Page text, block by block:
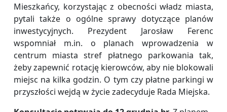
Mieszkańcy, korzystając z obecności władz miasta,
pytali także o ogólne sprawy dotyczące planów
inwestycyjnych. Prezydent Jarosław Ferenc
wspomniał m.in. o planach wprowadzenia w
centrum miasta stref płatnego parkowania tak,
żeby zapewnić rotację kierowców, aby nie blokowali
miejsc na kilka godzin. O tym czy płatne parkingi w
przyszłości wejdą w życie zadecyduje Rada Miejska.